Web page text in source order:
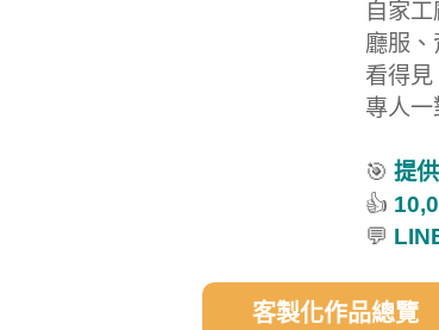
自家
廳服
看得見
專人
🎯 提
👍
💬
客製化作品總覽